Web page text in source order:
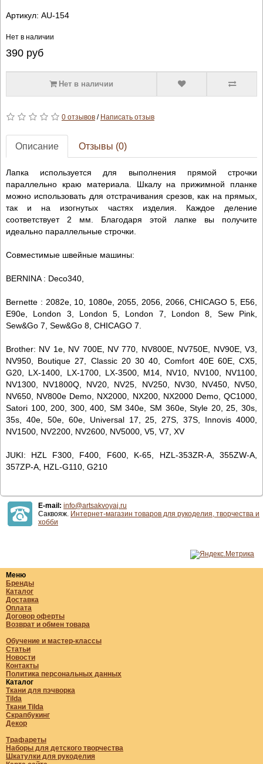
Артикул: AU-154
Нет в наличии
390руб
Нет в наличии
0 отзывов/ Написать отзыв
Описание Отзывы (0)
Лапка используется для выполнения прямой строчки
параллельно краю материала. Шкалу на прижимной планке
можно использовать для отстрачивания срезов, как на прямых,
так и на изогнутых частях изделия. Каждое деление
соответствует 2 мм. Благодаря этой лапке вы получите
идеально параллельные строчки.
Совместимые швейные машины:
BERNINA : Deco340,
Bernette : 2082e, 10, 1080e, 2055, 2056, 2066, CHICAGO 5, E56,
E90e, London 3, London 5, London 7, London 8, Sew Pink,
Sew&Go 7, Sew&Go 8, CHICAGO 7.
Brother: NV 1e, NV 700E, NV 770, NV800E, NV750E, NV90E, V3,
NV950, Boutique 27, Classic 20 30 40, Comfort 40E 60E, CX5,
G20, LX-1400, LX-1700, LX-3500, M14, NV10, NV100, NV1100,
NV1300, NV1800Q, NV20, NV25, NV250, NV30, NV450, NV50,
NV650, NV800e Demo, NX2000, NX200, NX2000 Demo, QC1000,
Satori 100, 200, 300, 400, SM 340e, SM 360e, Style 20, 25, 30s,
35s, 40e, 50e, 60e, Universal 17, 25, 27S, 37S, Innovis 4000,
NV1500, NV2200, NV2600, NV5000, V5, V7, XV
JUKI: HZL F300, F400, F600, K-65, HZL-353ZR-A, 355ZW-A,
357ZP-A, HZL-G110, G210
E-mail: info@artsakvoyaj.ru
Саквояж. Интернет-магазин товаров для рукоделия, творчества и
хобби
Меню
Бренды
Каталог
Доставка
Оплата
Договор оферты
Возврат и обмен товара
Обучение и мастер-классы
Статьи
Новости
Контакты
Политика персональных данных
Каталог
Ткани для пэчворка
Tilda
Ткани Tilda
Скрапбукинг
Декор
Трафареты
Наборы для детского творчества
Шкатулки для рукоделия